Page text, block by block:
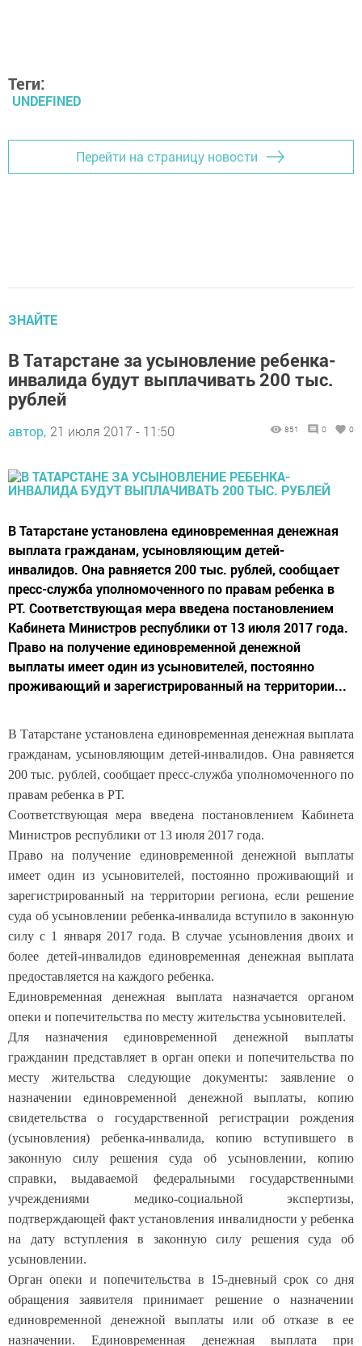
Теги:
UNDEFINED
Перейти на страницу новости
ЗНАЙТЕ
В Татарстане за усыновление ребенка-
инвалида будут выплачивать 200 тыс.
рублей
автор, 21 июля 2017 - 11:50 851 0 0
В Татарстане установлена единовременная денежная
выплата гражданам, усыновляющим детей-
инвалидов. Она равняется 200 тыс. рублей, сообщает
пресс-служба уполномоченного по правам ребенка в
РТ. Соответствующая мера введена постановлением
Кабинета Министров республики от 13 июля 2017 года.
Право на получение единовременной денежной
выплаты имеет один из усыновителей, постоянно
проживающий и зарегистрированный на территории...
В Татарстане установлена единовременная денежная выплата
гражданам, усыновляющим детей-инвалидов. Она равняется
200 тыс. рублей, сообщает пресс-служба уполномоченного по
правам ребенка в РТ.
Соответствующая мера введена постановлением Кабинета
Министров республики от 13 июля 2017 года.
Право на получение единовременной денежной выплаты
имеет один из усыновителей, постоянно проживающий и
зарегистрированный на территории региона, если решение
суда об усыновлении ребенка-инвалида вступило в законную
силу с 1 января 2017 года. В случае усыновления двоих и
более детей-инвалидов единовременная денежная выплата
предоставляется на каждого ребенка.
Единовременная денежная выплата назначается органом
опеки и попечительства по месту жительства усыновителей.
Для назначения единовременной денежной выплаты
гражданин представляет в орган опеки и попечительства по
месту жительства следующие документы: заявление о
назначении единовременной денежной выплаты, копию
свидетельства о государственной регистрации рождения
(усыновления) ребенка-инвалида, копию вступившего в
законную силу решения суда об усыновлении, копию
справки, выдаваемой федеральными государственными
учреждениями медико-социальной экспертизы,
подтверждающей факт установления инвалидности у ребенка
на дату вступления в законную силу решения суда об
усыновлении.
Орган опеки и попечительства в 15-дневный срок со дня
обращения заявителя принимает решение о назначении
единовременной денежной выплаты или об отказе в ее
назначении. Единовременная денежная выплата при